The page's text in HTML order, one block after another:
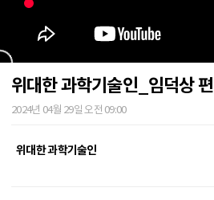
위대한 과학기술인_임덕상 편
2024년 04월 29일 오전 09:00
위대한 과학기술인